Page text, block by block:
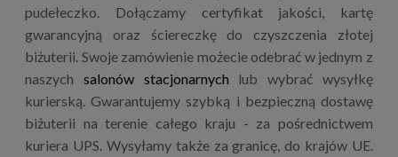
pudełeczko. Dołączamy certyfikat jakości, kartę
gwarancyjną oraz ściereczkę do czyszczenia złotej
biżuterii. Swoje zamówienie możecie odebrać w jednym z
naszych salonów stacjonarnych lub wybrać wysyłkę
kurierską. Gwarantujemy szybką i bezpieczną dostawę
biżuterii na terenie całego kraju - za pośrednictwem
kuriera UPS. Wysyłamy także za granicę, do krajów UE.